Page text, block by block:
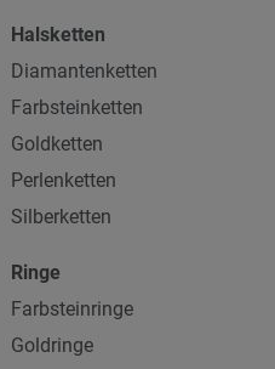
Halsketten
Diamantenketten
Farbsteinketten
Goldketten
Perlenketten
Silberketten
Ringe
Farbsteinringe
Goldringe